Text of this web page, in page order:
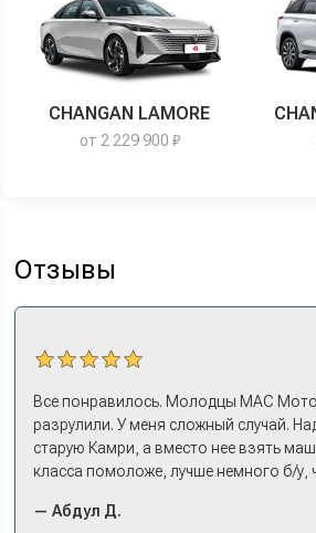
CHANGAN LAMORE
от 2 229 900 ₽
Отзывы
Все понравилось. Молодцы МАС
разрулили. У меня сложный случай.
старую Камри, а вместо нее взять
класса помоложе, лучше немного б/у,
либо самому всем этим заниматься –
— Абдул Д.